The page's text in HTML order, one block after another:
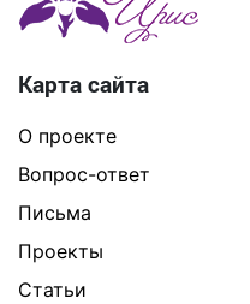
Карта сайта
О проекте
Вопрос-ответ
Письма
Проекты
Статьи